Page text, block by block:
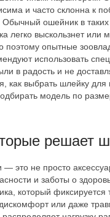
и часто склонна к
ошейник в таких
легко выскользнет или
опытные
использовать
в радость и не
как выбрать шлейку для
модель по
решает
это не просто
и заботы о
который фиксируется
или даже